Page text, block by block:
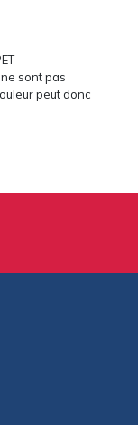
sont pas
peut donc